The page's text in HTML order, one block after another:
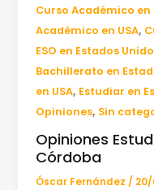
Curso Académico en
Académico en USA,
ESO en Estados
Bachillerato en
en USA, Estudiar en
Opiniones, Sin
Opiniones
Córdoba
Óscar Fernández /